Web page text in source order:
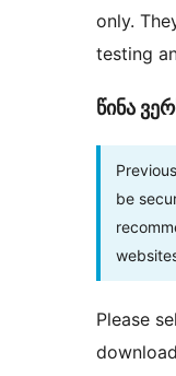
only.
testing
წინა
be
Please